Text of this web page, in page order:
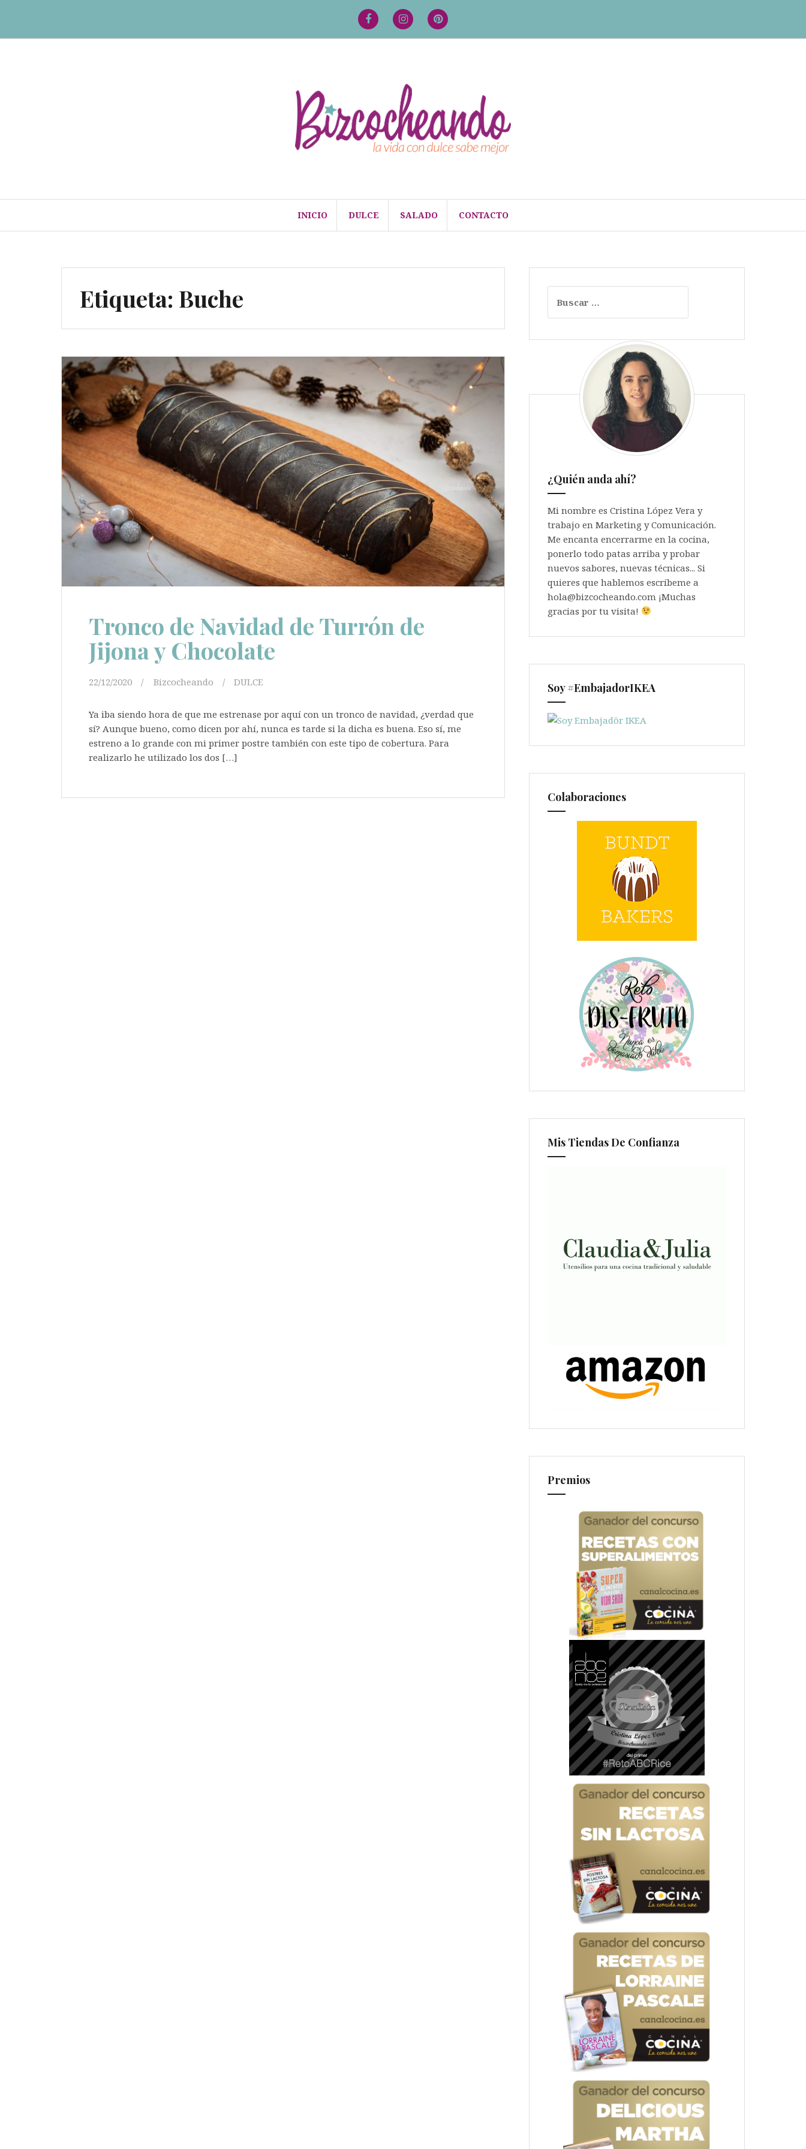
contenido
FacebookInstagramPinterest
INICIO DULCE SALADO CONTACTO
Etiqueta: Buche
Tronco de Navidad de Turrón de
Jijona y Chocolate
22/12/2020 Bizcocheando DULCE
Ya iba siendo hora de que me estrenase por aquí con un tronco de navidad, ¿verdad que
sí? Aunque bueno, como dicen por ahí, nunca es tarde si la dicha es buena. Eso sí, me
estreno a lo grande con mi primer postre también con este tipo de cobertura. Para
realizarlo he utilizado los dos […]
¿Quién anda ahí?
Mi nombre es Cristina López Vera y
trabajo en Marketing y Comunicación.
Me encanta encerrarme en la cocina,
ponerlo todo patas arriba y probar
nuevos sabores, nuevas técnicas... Si
quieres que hablemos escríbeme a
hola@bizcocheando.com ¡Muchas
gracias por tu visita!
Soy #EmbajadorIKEA
Colaboraciones
Mis Tiendas De Confianza
Premios